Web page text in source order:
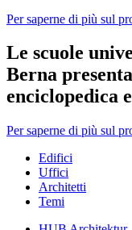
Per saperne di più sul
Le scuole
Berna
enciclopedica
Per saperne di più sul
Edifici
Uffici
Architetti
Temi